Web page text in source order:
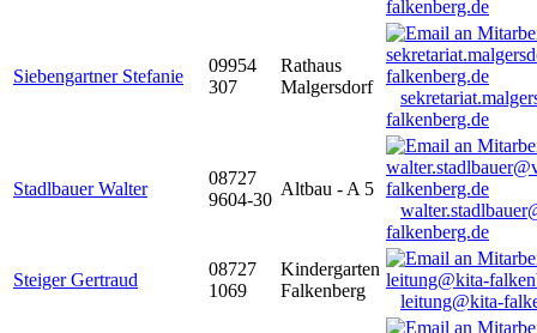
falkenberg.de
Siebengartner Stefanie
09954
307
Rathaus
Malgersdorf
falkenberg.de
Stadlbauer Walter
08727
9604-30
Altbau - A 5
falkenberg.de
Steiger Gertraud
08727
1069
Kindergarten
Falkenberg
leitung@kita-